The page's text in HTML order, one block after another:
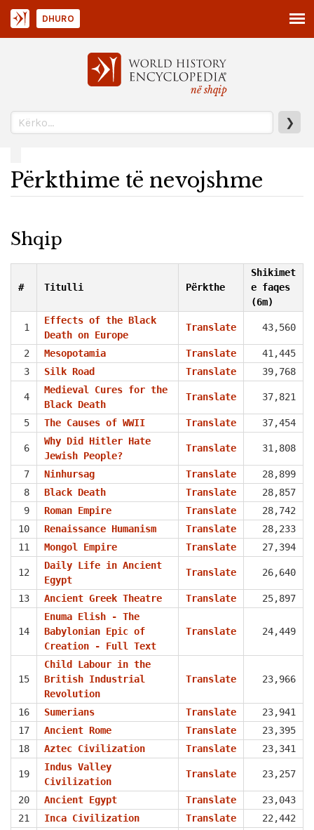
në shqip
❯
DHURO
Përkthime të nevojshme
Shqip
# Titulli Përkthe
Shikimet
e faqes
(6m)
1
Effects of the Black
Death on Europe
Translate 43,560
2 Mesopotamia Translate
41,445
3
Silk Road Translate 39,768
4
Medieval Cures for the
Black Death
Translate 37,821
5 The Causes of WWII Translate 37,454
6
Why Did Hitler Hate
Jewish People?
Translate 31,808
7 Ninhursag Translate
28,899
8
Black Death Translate
28,857
9
Roman Empire Translate
28,742
10
Renaissance Humanism Translate
28,233
11
Mongol Empire Translate 27,394
12
Daily Life in Ancient
Egypt
Translate 26,640
13 Ancient Greek Theatre Translate 25,897
14
Enuma Elish - The
Babylonian Epic of
Creation - Full Text
Translate 24,449
15
Child Labour in the
British Industrial
Revolution
Translate 23,966
16 Sumerians Translate
23,941
17
Ancient Rome Translate
23,395
18
Aztec Civilization Translate 23,341
19
Indus Valley
Civilization
Translate 23,257
20 Ancient Egypt Translate
23,043
21
Inca Civilization Translate
22,442